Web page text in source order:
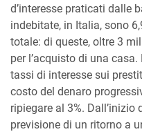
d’interesse praticati dalle
indebitate, in Italia, sono
totale: di queste, oltre 3
per l’acquisto di una
tassi di interesse sui
costo del denaro
ripiegare al 3%. Dall’inizio
previsione di un ritorno a